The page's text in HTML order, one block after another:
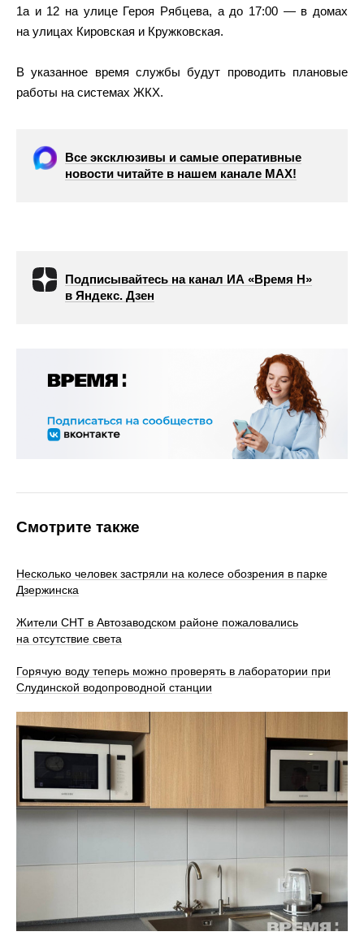
1а и 12 на улице Героя Рябцева, а до 17:00 — в домах
на улицах Кировская и Кружковская.
В указанное время службы будут проводить плановые
работы на системах ЖКХ.
Все эксклюзивы и самые оперативные
новости читайте в нашем канале МАХ!
Подписывайтесь на канал ИА «Время Н»
в Яндекс. Дзен
Смотрите также
Несколько человек застряли на колесе обозрения в парке
Дзержинска
Жители СНТ в Автозаводском районе пожаловались
на отсутствие света
Горячую воду теперь можно проверять в лаборатории при
Слудинской водопроводной станции